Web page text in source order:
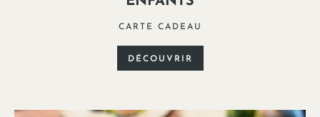
CARTE CADEAU
DÉCOUVRIR